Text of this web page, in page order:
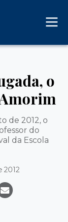
o
de 2012, o
do
da Escola
2012